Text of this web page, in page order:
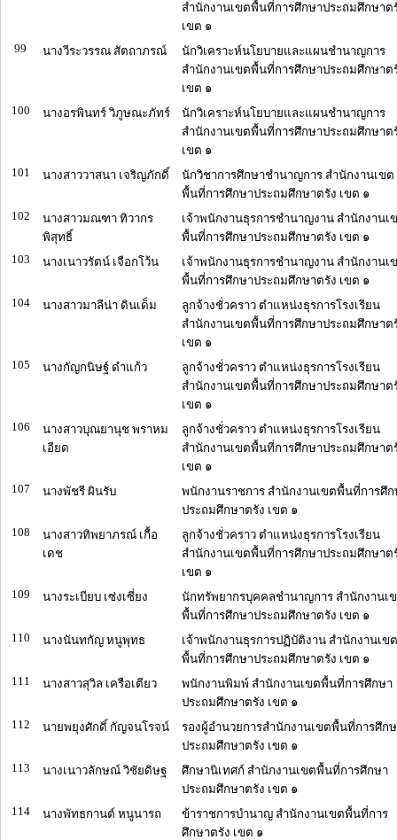
สำนักงานเขตพื้นที่การศึกษาประถมศึกษาต
เขต ๑
99
นางวีระวรรณ สัตถาภรณ์
นักวิเคราะห์นโยบายและแผนชำนาญการ
สำนักงานเขตพื้นที่การศึกษาประถมศึกษาต
เขต ๑
100
นางอรพินทร์ วิภูษณะภัทร์
นักวิเคราะห์นโยบายและแผนชำนาญการ
สำนักงานเขตพื้นที่การศึกษาประถมศึกษาต
เขต ๑
101
นางสาววาสนา เจริญภักดิ์
นักวิชาการศึกษาชำนาญการ สำนักงานเขต
พื้นที่การศึกษาประถมศึกษาตรัง เขต ๑
102
นางสาวมณฑา ทิวากร
พิสุทธิ์
เจ้าพนักงานธุรการชำนาญงาน สำนักงานเ
พื้นที่การศึกษาประถมศึกษาตรัง เขต ๑
103
นางเนาวรัตน์ เจือกโว้น
เจ้าพนักงานธุรการชำนาญงาน สำนักงานเ
พื้นที่การศึกษาประถมศึกษาตรัง เขต ๑
104
นางสาวมาลีน่า ดินเด็ม
ลูกจ้างชั่วคราว ตำแหน่งธุรการโรงเรียน
สำนักงานเขตพื้นที่การศึกษาประถมศึกษาต
เขต ๑
105
นางกัญกนิษฐ์ ดำแก้ว
ลูกจ้างชั่วคราว ตำแหน่งธุรการโรงเรียน
สำนักงานเขตพื้นที่การศึกษาประถมศึกษาต
เขต ๑
106
นางสาวบุณยานุช พราหม
เอียด
ลูกจ้างชั่วคราว ตำแหน่งธุรการโรงเรียน
สำนักงานเขตพื้นที่การศึกษาประถมศึกษาต
เขต ๑
107
นางพัชรี ผินรับ
พนักงานราชการ สำนักงานเขตพื้นที่การศึก
ประถมศึกษาตรัง เขต ๑
108
นางสาวทิพยาภรณ์ เกื้อ
เดช
ลูกจ้างชั่วคราว ตำแหน่งธุรการโรงเรียน
สำนักงานเขตพื้นที่การศึกษาประถมศึกษาต
เขต ๑
109
นางระเบียบ เซ่งเซี่ยง
นักทรัพยากรบุคคลชำนาญการ สำนักงานเ
พื้นที่การศึกษาประถมศึกษาตรัง เขต ๑
110
นางนันทกัญ หนูพุทธ
เจ้าพนักงานธุรการปฏิบัติงาน สำนักงานเขต
พื้นที่การศึกษาประถมศึกษาตรัง เขต ๑
111
นางสาวสุวิล เครือเตียว
พนักงานพิมพ์ สำนักงานเขตพื้นที่การศึกษา
ประถมศึกษาตรัง เขต ๑
112
นายพยุงศักดิ์ กัญจนโรจน์
รองผู้อำนวยการสำนักงานเขตพื้นที่การศึก
ประถมศึกษาตรัง เขต ๑
113
นางเนาวลักษณ์ วิชัยดิษฐ
ศึกษานิเทศก์ สำนักงานเขตพื้นที่การศึกษา
ประถมศึกษาตรัง เขต ๑
114
นางพัทธกานต์ หนูนารถ
ข้าราชการบำนาญ สำนักงานเขตพื้นที่การ
ศึกษาตรัง เขต ๑